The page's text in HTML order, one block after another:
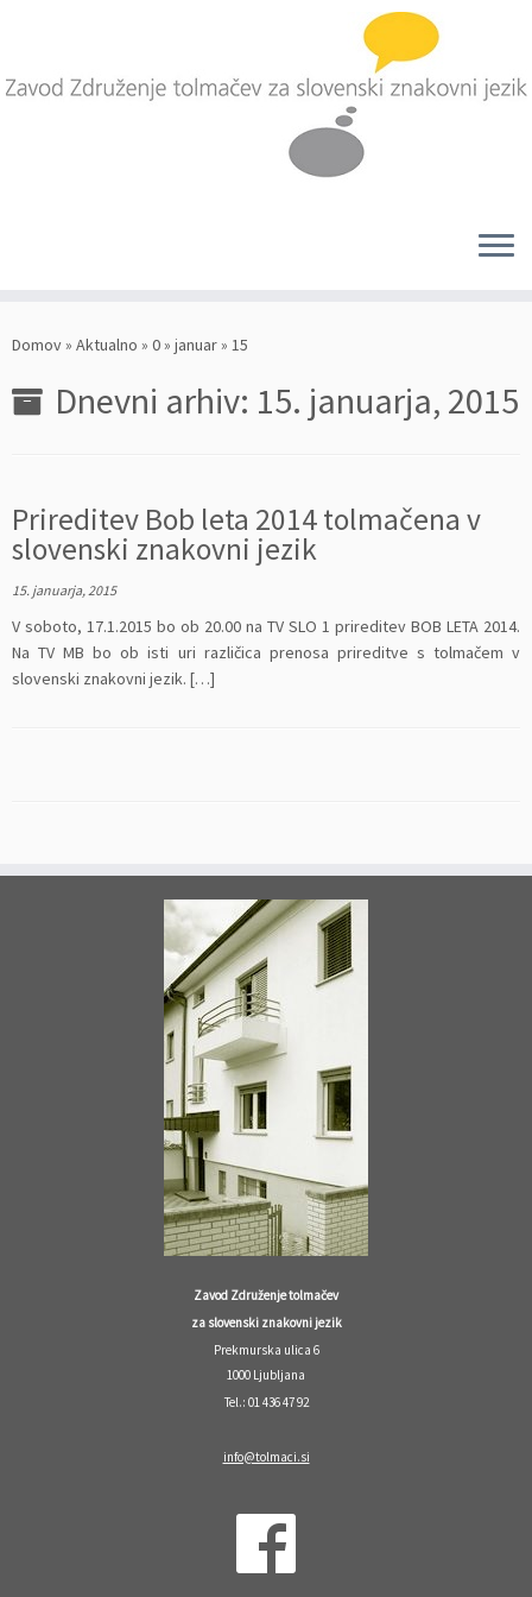
naDomov» Aktualno » 0» januar» 15
Dnevni arhiv: 15. januarja, 2015
Prireditev Bob leta 2014 tolmačena v
slovenski znakovni jezik
15. januarja, 2015
V soboto, 17.1.2015 bo ob 20.00 na TV SLO 1 prireditev BOB LETA 2014.
Na TV MB bo ob isti uri različica prenosa prireditve s tolmačem v
slovenski znakovni jezik. […]
Zavod Združenje tolmačev
za slovenski znakovni jezik
Prekmurska ulica 6
1000 Ljubljana
Tel.: 01 436 47 92
info@tolmaci.si